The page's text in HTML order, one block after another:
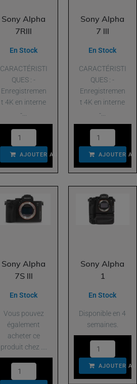
Sony Alpha
7RIII
En Stock
CARACTÉRISTI
QUES : -
Enregistremen
t 4K en interne
-...
AJOUTER AU PANIER
Sony Alpha
7 III
En Stock
CARACTÉRISTI
QUES : -
Enregistremen
t 4K en interne
-...
AJOUTER
Sony Alpha
7S III
En Stock
Vous pouvez
également
acheter ce
produit chez ....
Sony Alpha
1
En Stock
Disponible en 4
semaines.
AJOUTER